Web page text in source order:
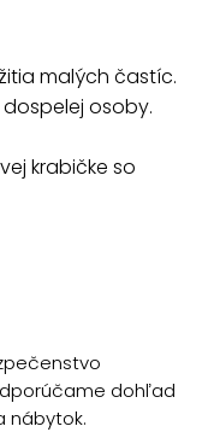
malých častíc.
osoby.
krabičke so
dohľad
nábytok.